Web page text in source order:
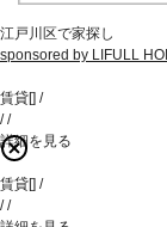
江戸川区で家探し
sponsored by LIFULL
賃貸[] /
//
詳細を見る
賃貸[] /
//